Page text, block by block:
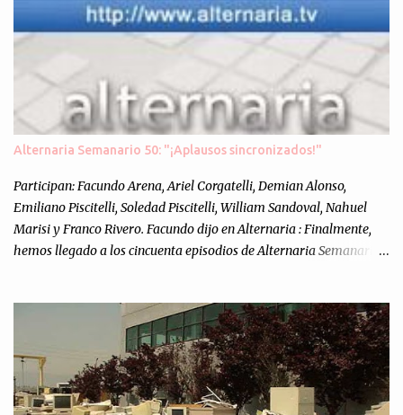
Alternaria Semanario 50: "¡Aplausos sincronizados!"
Participan: Facundo Arena, Ariel Corgatelli, Demian Alonso,
Emiliano Piscitelli, Soledad Piscitelli, William Sandoval, Nahuel
Marisi y Franco Rivero. Facundo dijo en Alternaria : Finalmente,
hemos llegado a los cincuenta episodios de Alternaria Semanario.
nuestra propia óptica: un punto de vista independiente e
informal.Para festejarlo, se nos ocurrió que estemos todos juntos; y
cuando digo "todos" me refiero a toda la gente que alguna vez
participó en el semanario como panelista, y a ustedes. Por eso se
nos ocurrió la idea de emitir video en vivo. La tarea no fué facil,